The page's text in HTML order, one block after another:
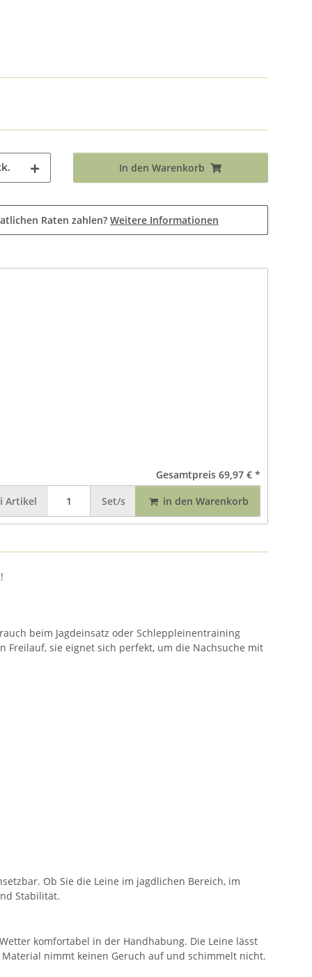
In den Warenkorb
Raten zahlen? Weitere Informationen
Gesamtpreis 69,97 € *
Artikel Set/s in den Warenkorb
beim Jagdeinsatz oder Schleppleinentraining
sie eignet sich perfekt, um die Nachsuche mit
Ob Sie die Leine im jagdlichen Bereich, im
Stabilität.
komfortabel in der Handhabung. Die Leine lässt
nimmt keinen Geruch auf und schimmelt nicht.